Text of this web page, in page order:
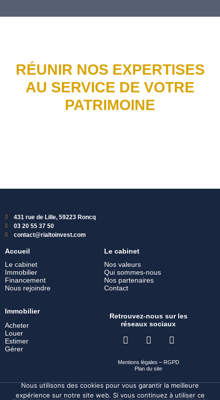
RÉUNIR NOS EXPERTISES
AU SERVICE DE VOTRE
PATRIMOINE
431 rue de Lille, 59223 Roncq
03 20 55 37 50
contact@rialtoinvest.com
Accueil
Le cabinet
Immobilier
Financement
Nous rejoindre
Le cabinet
Nos valeurs
Qui sommes-nous
Nos partenaires
Contact
Immobilier
Acheter
Louer
Estimer
Gérer
Retrouvez-nous sur les
réseaux sociaux
Mentions légales – RGPD
Plan du site
Nous utilisons des cookies pour vous garantir la meilleure
expérience sur notre site web. Si vous continuez à utiliser ce